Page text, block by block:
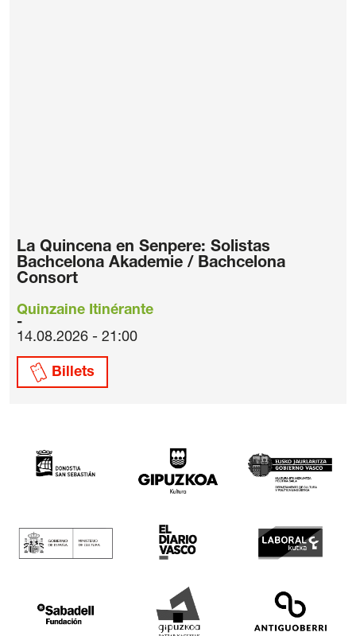
La Quincena en Senpere: Solistas
Bachcelona Akademie / Bachcelona
Consort
Quinzaine Itinérante
14.08.2026 - 21:00
Billets